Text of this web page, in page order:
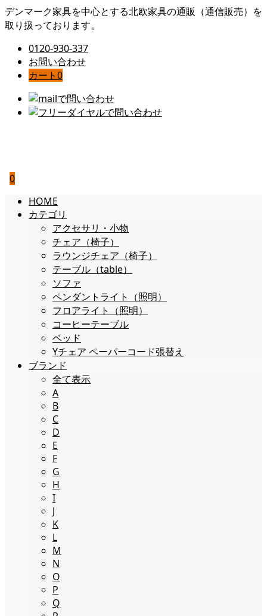
デンマーク家具を中心とする北欧家具の通販（通信販売）を
取り扱っております。
0120-930-337
お問い合わせ
カート0
0
HOME
カテゴリ
アクセサリ・小物
チェア（椅子）
ラウンジチェア（椅子）
テーブル（table）
ソファ
ペンダントライト（照明）
フロアライト（照明）
コーヒーテーブル
ベッド
Yチェア ペーパーコード張替え
ブランド
全て表示
A
B
C
D
E
F
G
H
I
J
K
L
M
N
O
P
Q